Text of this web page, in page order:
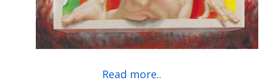
Read more..